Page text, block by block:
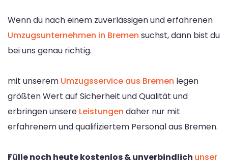
Wenn du nach einem zuverlässigen und erfahrenen
Umzugsunternehmen in Bremen suchst, dann bist du
bei uns genau richtig.
mit unserem Umzugsservice aus Bremen legen
größten Wert auf Sicherheit und Qualität und
erbringen unsere Leistungen daher nur mit
erfahrenem und qualifiziertem Personal aus Bremen.
Fülle noch heute kostenlos & unverbindlich unser